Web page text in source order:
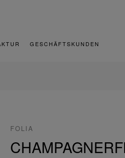
GESCHÄFTSKUNDEN
FOLIA